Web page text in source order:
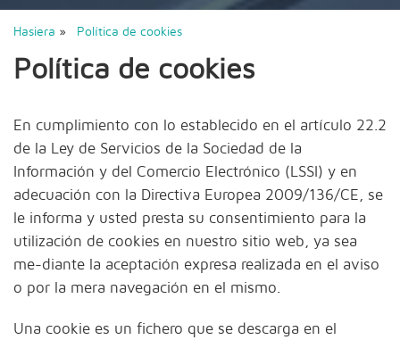
Hasiera » Política de cookies
Política de cookies
En cumplimiento con lo establecido en el artículo 22.2
de la Ley de Servicios de la Sociedad de la
Información y del Comercio Electrónico (LSSI) y en
adecuación con la Directiva Europea 2009/136/CE, se
le informa y usted presta su consentimiento para la
utilización de cookies en nuestro sitio web, ya sea
me-diante la aceptación expresa realizada en el aviso
o por la mera navegación en el mismo.
Una cookie es un fichero que se descarga en el